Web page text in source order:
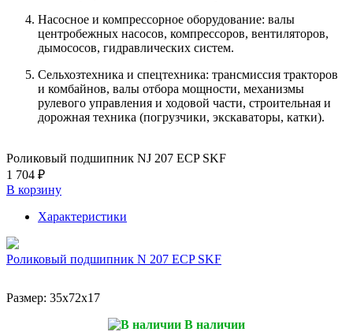
Насосное и компрессорное оборудование: валы
центробежных насосов, компрессоров, вентиляторов,
дымососов, гидравлических систем.
Сельхозтехника и спецтехника: трансмиссия тракторов
и комбайнов, валы отбора мощности, механизмы
рулевого управления и ходовой части, строительная и
дорожная техника (погрузчики, экскаваторы, катки).
Роликовый подшипник NJ 207 ECP SKF
1 704 ₽
В корзину
Характеристики
Роликовый подшипник N 207 ECP SKF
Размер: 35x72x17
В наличии